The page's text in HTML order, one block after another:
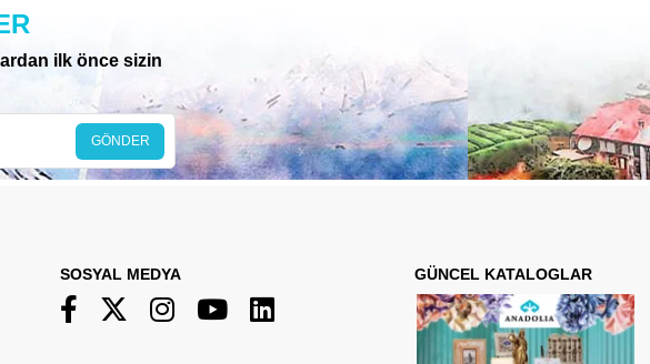
ilk önce sizin
GÖNDER
SOSYAL MEDYA GÜNCEL KATALOGLAR